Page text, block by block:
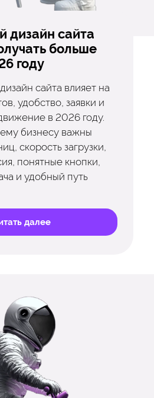
дизайн сайта
больше
году
сайта влияет на
удобство, заявки и
в 2026 году.
бизнесу важны
скорость загрузки,
понятные кнопки,
и удобный путь
далее